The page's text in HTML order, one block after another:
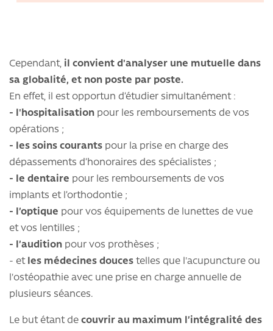
Cependant, il convient d'analyser une mutuelle dans
sa globalité, et non poste par poste.
En effet, il est opportun d’étudier simultanément :
- l'hospitalisation pour les remboursements de vos
opérations ;
- les soins courants pour la prise en charge des
dépassements d’honoraires des spécialistes ;
- le dentaire pour les remboursements de vos
implants et l’orthodontie ;
- l’optique pour vos équipements de lunettes de vue
et vos lentilles ;
- l’audition pour vos prothèses ;
- et les médecines douces telles que l'acupuncture ou
l'ostéopathie avec une prise en charge annuelle de
plusieurs séances.
Le but étant de couvrir au maximum l’intégralité des